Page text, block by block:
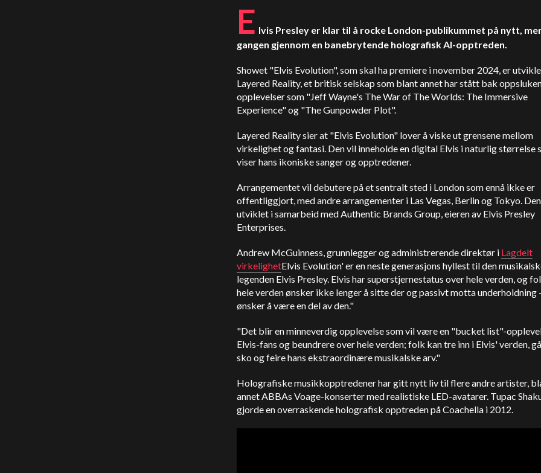
E lvis Presley er klar til å rocke London-publikummet på nytt,
gangen gjennom en banebrytende holografisk AI-opptreden.
Showet "Elvis Evolution", som skal ha premiere i november 2024, er
Layered Reality, et britisk selskap som blant annet har stått bak
opplevelser som "Jeff Wayne's The War of The Worlds: The Immersive
Experience" og "The Gunpowder Plot".
Layered Reality sier at "Elvis Evolution" lover å viske ut grensene mellom
virkelighet og fantasi. Den vil inneholde en digital Elvis i naturlig størrelse
viser hans ikoniske sanger og opptredener.
Arrangementet vil debutere på et sentralt sted i London som ennå ikke er
offentliggjort, med andre arrangementer i Las Vegas, Berlin og Tokyo.
utviklet i samarbeid med Authentic Brands Group, eieren av Elvis Presley
Enterprises.
Andrew McGuinness, grunnlegger og administrerende direktør i Lagdelt
virkelighetElvis Evolution' er en neste generasjons hyllest til den
legenden Elvis Presley. Elvis har superstjernestatus over hele verden, og
hele verden ønsker ikke lenger å sitte der og passivt motta underholdning
ønsker å være en del av den."
"Det blir en minneverdig opplevelse som vil være en "bucket list"-
Elvis-fans og beundrere over hele verden; folk kan tre inn i Elvis' verden,
sko og feire hans ekstraordinære musikalske arv."
Holografiske musikkopptredener har gitt nytt liv til flere andre artister,
annet ABBAs Voage-konserter med realistiske LED-avatarer. Tupac
gjorde en overraskende holografisk opptreden på Coachella i 2012.